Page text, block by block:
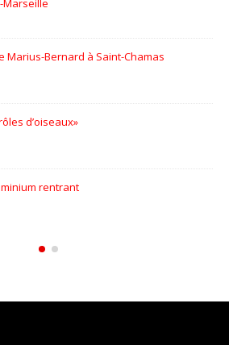
Stationnez en toute simplicité
en Provence – Flora Orchestra
automobiles l’expo